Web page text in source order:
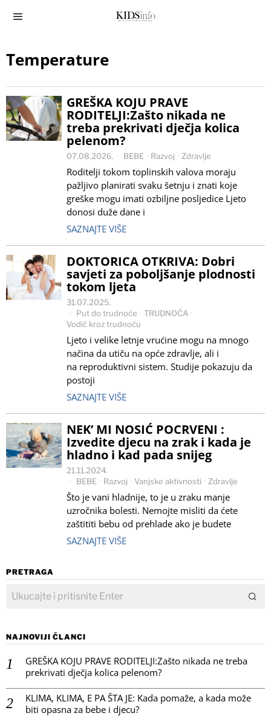
Temperature
GREŠKA KOJU PRAVE
RODITELJI:Zašto nikada ne
treba prekrivati dječja kolica
pelenom?
07.08.2026. BEBE · Razvoj · Zdravlje
Roditelji tokom toplinskih valova moraju
pažljivo planirati svaku šetnju i znati koje
greške mogu imati ozbiljne posljedice Ljeto
donosi duže dane i
SAZNAJTE VIŠE
DOKTORICA OTKRIVA: Dobri
savjeti za poboljšanje plodnosti
tokom ljeta
31.07.2025.
Put do trudnoće · TRUDNOĆA ·
Vodič kroz trudnoću
Ljeto i velike letnje vrućine mogu na mnogo
načina da utiču na opće zdravlje, ali i
na reproduktivni sistem. Studije pokazuju da
postoji
SAZNAJTE VIŠE
NEK’ MI NOSIĆ POCRVENI :
Izvedite djecu na zrak i kada je
hladno i kad pada snijeg
21.11.2024.
BEBE · Razvoj · Vanjske aktivnosti · Zdravlje
Što je vani hladnije, to je u zraku manje
uzročnika bolesti. Nemojte misliti da ćete
zaštititi bebu od prehlade ako je budete
SAZNAJTE VIŠE
PRETRAGA
NAJNOVIJI ČLANCI
GREŠKA KOJU PRAVE RODITELJI:Zašto nikada ne treba
prekrivati dječja kolica pelenom?
KLIMA, KLIMA, E PA ŠTA JE: Kada pomaže, a kada može
biti opasna za bebe i djecu?